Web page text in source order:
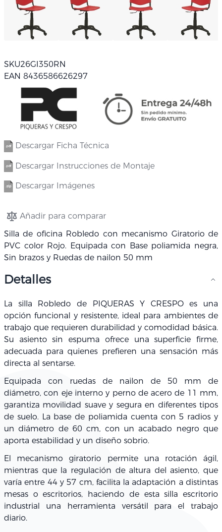
SKU26GI350RN
EAN 8436586626297
Descargar Ficha Técnica
Descargar Instrucciones de Montaje
Descargar Imágenes
Añadir para comparar
Silla de oficina Robledo con mecanismo Giratorio de
PVC color Rojo. Equipada con Base poliamida negra,
Sin brazos y Ruedas de nailon 50 mm
Detalles
La silla Robledo de PIQUERAS Y CRESPO es una
opción funcional y resistente, ideal para ambientes de
trabajo que requieren durabilidad y comodidad básica.
Su asiento sin espuma ofrece una superficie firme,
adecuada para quienes prefieren una sensación más
directa al sentarse.
Equipada con ruedas de nailon de 50 mm de
diámetro, con eje interno y perno de acero de 11 mm,
garantiza movilidad suave y segura en diferentes tipos
de suelo. La base de poliamida cuenta con 5 radios y
un diámetro de 60 cm, con un acabado negro que
aporta estabilidad y un diseño sobrio.
El mecanismo giratorio permite una rotación ágil,
mientras que la regulación de altura del asiento, que
varía entre 44 y 57 cm, facilita la adaptación a distintas
mesas o escritorios, haciendo de esta silla escritorio
industrial una herramienta versátil para el trabajo
diario.